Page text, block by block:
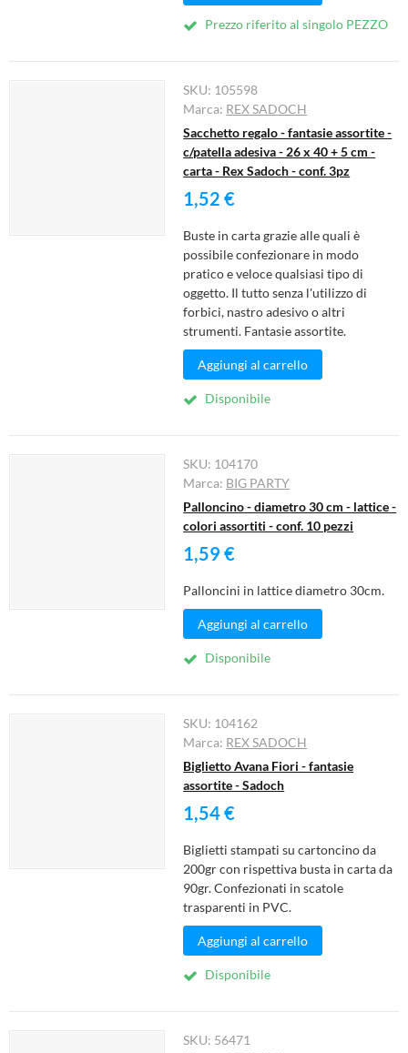
Prezzo riferito al singolo PEZZO
SKU: 105598
Marca: REX SADOCH
Sacchetto regalo - fantasie assortite -
c/patella adesiva - 26 x 40 + 5 cm -
carta - Rex Sadoch - conf. 3pz
1,52 €
Buste in carta grazie alle quali è
possibile confezionare in modo
pratico e veloce qualsiasi tipo di
oggetto. Il tutto senza l'utilizzo di
forbici, nastro adesivo o altri
strumenti. Fantasie assortite.
Aggiungi al carrello
Disponibile
SKU: 104170
Marca: BIG PARTY
Palloncino - diametro 30 cm - lattice -
colori assortiti - conf. 10 pezzi
1,59 €
Palloncini in lattice diametro 30cm.
Aggiungi al carrello
Disponibile
SKU: 104162
Marca: REX SADOCH
Biglietto Avana Fiori - fantasie
assortite - Sadoch
1,54 €
Biglietti stampati su cartoncino da
200gr con rispettiva busta in carta da
90gr. Confezionati in scatole
trasparenti in PVC.
Aggiungi al carrello
Disponibile
SKU: 56471